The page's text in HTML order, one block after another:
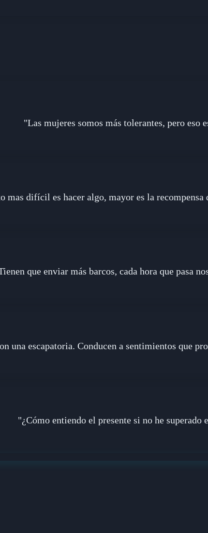
"Las mujeres somos más tolerantes, pero eso
mas difícil es hacer algo, mayor es la recompensa
que enviar más barcos, cada hora que pasa
una escapatoria. Conducen a sentimientos que
"¿Cómo entiendo el presente si no he superado